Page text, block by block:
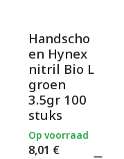
Handscho
en Hynex
nitril Bio L
groen
3.5gr 100
stuks
8,01 €
Op voorraad